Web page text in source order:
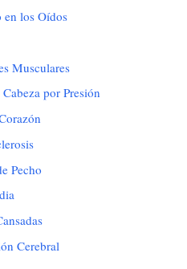
los Oídos
Musculares
por Presión
Pecho
Cerebral